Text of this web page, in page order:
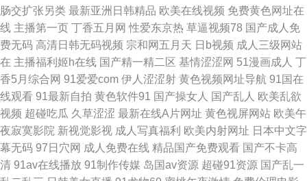
视频 超碰激情官网 欧美综合性爱网 91手机在线 免费人成电影 在线看电视剧
架着她的 亚洲国产无在线观看 国产青草成长在线视频 中文字幕国产精品麻
豆韩日在线 精品国产免费1 深夜释放 91少妇福利 海角人妻91 日韩欧美国产
亚洲精品 最新电影免费观看 国产视频在线91 视频在线精品 91蜜臀精品视频
国语高清完整版在线播放 日韩无码下载 91看片免费下载 极品国产TS资源 手
肠交扩张另类 最新亚洲日韩精品 欧美在线视频 免费黄色网址在
线 主播第一页 丁香五月网 性爱东京热 草逼视频78 国产成人免
费无码 高清日韩无码视频 宗和网五月天 日b视频 成人三级网站
在 主播福利姬h在线 国产精一精二区 基情涩涩网 51漫画成人 丁
香5月综合网 91爱爱com 伊人涩涩射 黄色视频网址导航 91国在
线观看 91最新自拍 黄色软件91 国产操女人 国产乱人 欧美乱欲
视频 超碰吃瓜 久草涩涩 最新在线A片网址 黄色视屏网站 欧美午
夜寂寞影院 新视觉影视 成人写真福利 欧美内射网址 日本中文字
幕无码 97日穴网 成人免费在线 精品国产免费观看 国产不卡高
清 91av在线播放 91制作传媒 岛国av资源 超碰91资源 国产乱一